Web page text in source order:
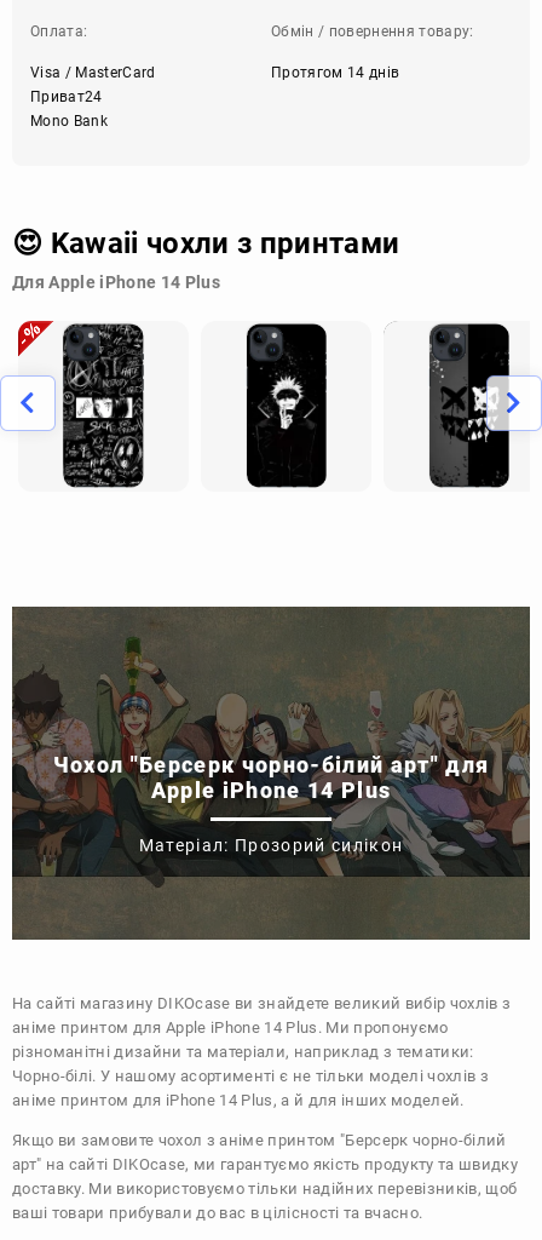
Оплата:
Visa / MasterCard
Приват24
Mono Bank
Обмін / повернення товару:
Протягом 14 днів
😍 Kawaii чохли з принтами
Для Apple iPhone 14 Plus
Чохол "Берсерк чорно-білий арт" для
Apple iPhone 14 Plus
Матеріал: Прозорий силікон
На сайті магазину DIKOcase ви знайдете великий вибір чохлів з
аніме принтом для Apple iPhone 14 Plus. Ми пропонуємо
різноманітні дизайни та матеріали, наприклад з тематики:
Чорно-білі. У нашому асортименті є не тільки моделі чохлів з
аніме принтом для iPhone 14 Plus, а й для інших моделей.
Якщо ви замовите чохол з аніме принтом "Берсерк чорно-білий
арт" на сайті DIKOcase, ми гарантуємо якість продукту та швидку
доставку. Ми використовуємо тільки надійних перевізників, щоб
ваші товари прибували до вас в цілісності та вчасно.